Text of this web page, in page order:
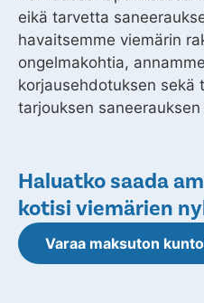
eikä tarvetta
havaitsemme viemärin
ongelmakohtia,
korjausehdotuksen sekä
tarjouksen
Haluatko saada
kotisi viemärien
Varaa maksuton